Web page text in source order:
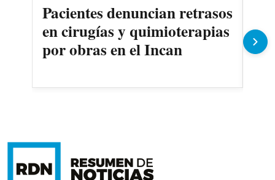
Pacientes denuncian retrasos
en cirugías y quimioterapias
por obras en el Incan